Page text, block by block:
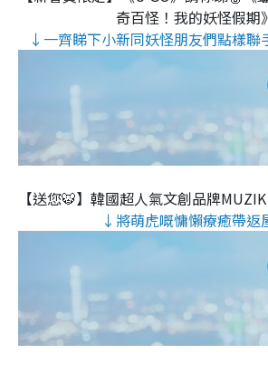
奇百怪！我的妖怪假期
↓一齊睇下小新同妖怪朋友們點樣聯
【送您🐯】韓國超人氣文創品牌
↓將萌虎嘅慵懶療癒帶返